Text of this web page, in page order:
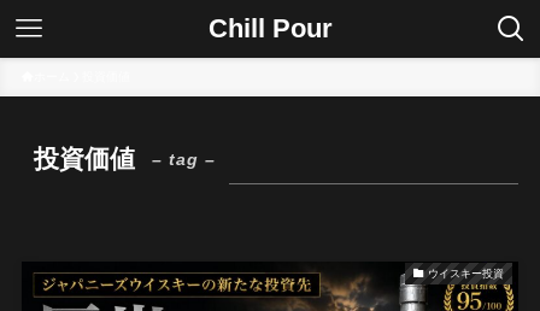
Chill Pour
投資価値 – tag –
ウイスキー投資